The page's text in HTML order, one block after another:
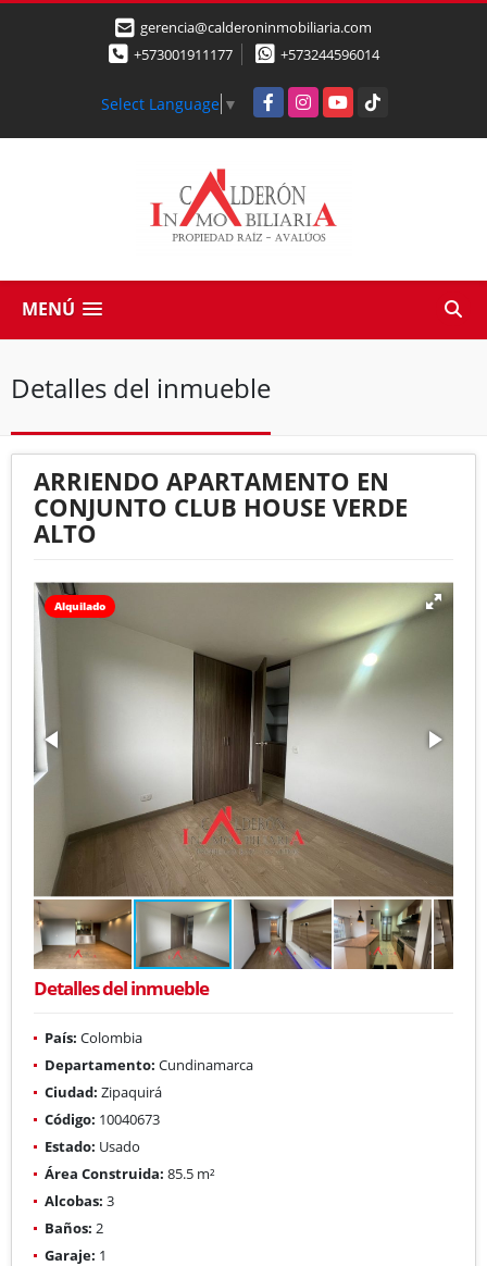
gerencia@calderoninmobiliaria.com
+573001911177
+573244596014
Select Language ▼ FacebookInstagramYouTubeTikTok
MENÚ
Detalles del inmueble
ARRIENDO APARTAMENTO EN
CONJUNTO CLUB HOUSE VERDE
ALTO
Alquilado
Detalles del inmueble
País: Colombia
Departamento: Cundinamarca
Ciudad: Zipaquirá
Código: 10040673
Estado: Usado
Área Construida: 85.5 m²
Alcobas: 3
Baños: 2
Garaje: 1